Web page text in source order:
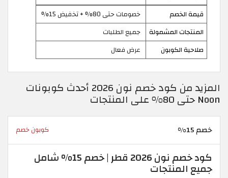
قيمة الخصم
خصومات حتى 80% + تخفيض 15%
المنتجات المشمولة
جميع الطلبات
صلاحية الكوبون
عرض فعال
المزيد من كود خصم نون 2026 أحدث كوبونات
Noon حتى 80% على المنتجات
خصم 15% كوبون خصم
كود خصم نون 2026 قطر | خصم 15% شامل
جميع المنتجات